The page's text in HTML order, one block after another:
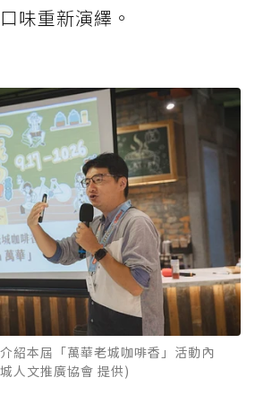
味重新演繹。
紹本屆「萬華老城咖啡香」活動內
人文推廣協會 提供)